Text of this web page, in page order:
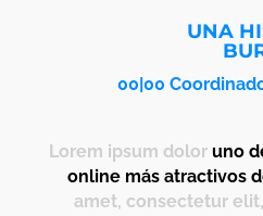
UNA
00|00
Lorem ipsum dolor uno
online más atractivos
amet, consectetur elit,